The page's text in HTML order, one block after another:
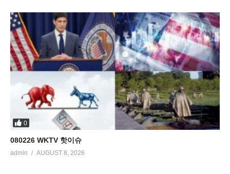
0
080226 WKTV 핫이슈
admin AUGUST 8, 2026